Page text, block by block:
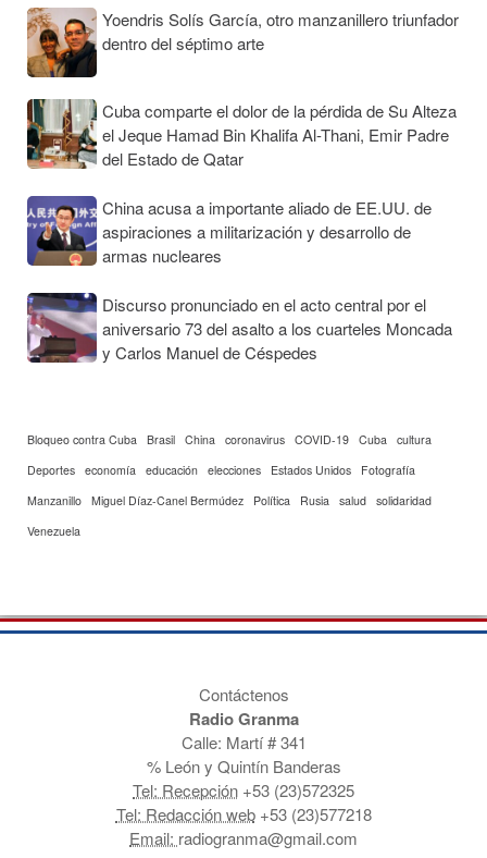
Yoendris Solís García, otro manzanillero triunfador
dentro del séptimo arte
Cuba comparte el dolor de la pérdida de Su Alteza
el Jeque Hamad Bin Khalifa Al-Thani, Emir Padre
del Estado de Qatar
China acusa a importante aliado de EE.UU. de
aspiraciones a militarización y desarrollo de
armas nucleares
Discurso pronunciado en el acto central por el
aniversario 73 del asalto a los cuarteles Moncada
y Carlos Manuel de Céspedes
Bloqueo contra Cuba Brasil China coronavirus COVID-19 Cuba
cultura
Deportes economía educación elecciones Estados Unidos
Fotografía
Manzanillo Miguel Díaz-Canel Bermúdez Política Rusia salud solidaridad
Venezuela
Contáctenos
Radio Granma
Calle: Martí # 341
% León y Quintín Banderas
Tel: Recepción +53 (23)572325
Tel: Redacción web+53 (23)577218
Email: radiogranma@gmail.com